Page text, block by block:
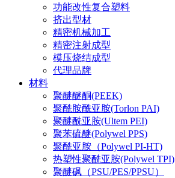
功能改性复合塑料
挤出型材
精密机械加工
精密注射成型
模压烧结成型
代理品牌
材料
聚醚醚酮(PEEK)
聚酰胺酰亚胺(Torlon PAI)
聚醚酰亚胺(Ultem PEI)
聚苯硫醚(Polywel PPS)
聚酰亚胺（Polywel PI-HT)
热塑性聚酰亚胺(Polywel TPI)
聚醚砜（PSU/PES/PPSU）